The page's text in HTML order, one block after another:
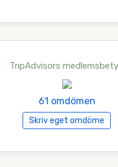
TripAdvisors
61 omdömen
Skriv eget omdöme